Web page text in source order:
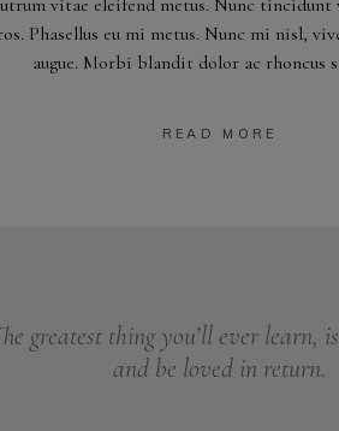
vitae eleifend metus. Nunc tincidunt
Phasellus eu mi metus. Nunc mi nisl,
augue. Morbi blandit dolor ac rhoncus
READ MORE
greatest thing you’ll ever learn,
and be loved in return.